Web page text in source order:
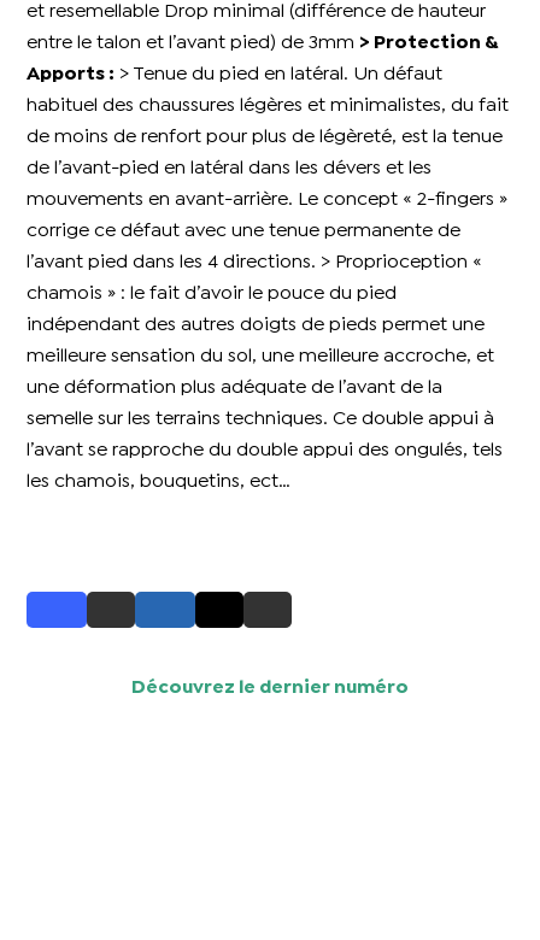
et resemellable Drop minimal (différence de hauteur
entre le talon et l’avant pied) de 3mm > Protection &
Apports : > Tenue du pied en latéral. Un défaut
habituel des chaussures légères et minimalistes, du fait
de moins de renfort pour plus de légèreté, est la tenue
de l’avant-pied en latéral dans les dévers et les
mouvements en avant-arrière. Le concept « 2-fingers »
corrige ce défaut avec une tenue permanente de
l’avant pied dans les 4 directions. > Proprioception «
chamois » : le fait d’avoir le pouce du pied
indépendant des autres doigts de pieds permet une
meilleure sensation du sol, une meilleure accroche, et
une déformation plus adéquate de l’avant de la
semelle sur les terrains techniques. Ce double appui à
l’avant se rapproche du double appui des ongulés, tels
les chamois, bouquetins, ect…
Découvrez le dernier numéro